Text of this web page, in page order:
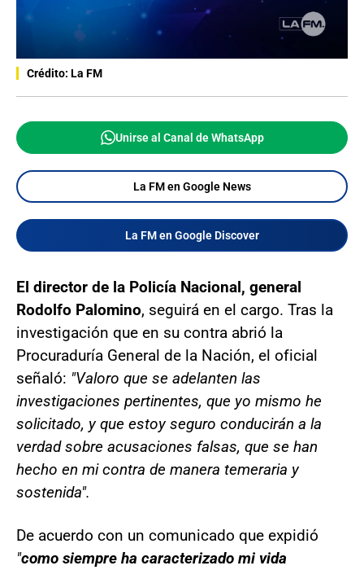
Crédito: La FM
Unirse al Canal de WhatsApp
La FM en Google News
La FM en Google Discover
El director de la Policía Nacional, general
Rodolfo Palomino, seguirá en el cargo. Tras la
investigación que en su contra abrió la
Procuraduría General de la Nación, el oficial
señaló: "Valoro que se adelanten las
investigaciones pertinentes, que yo mismo he
solicitado, y que estoy seguro conducirán a la
verdad sobre acusaciones falsas, que se han
hecho en mi contra de manera temeraria y
sostenida".
De acuerdo con un comunicado que expidió
"como siempre ha caracterizado mi vida